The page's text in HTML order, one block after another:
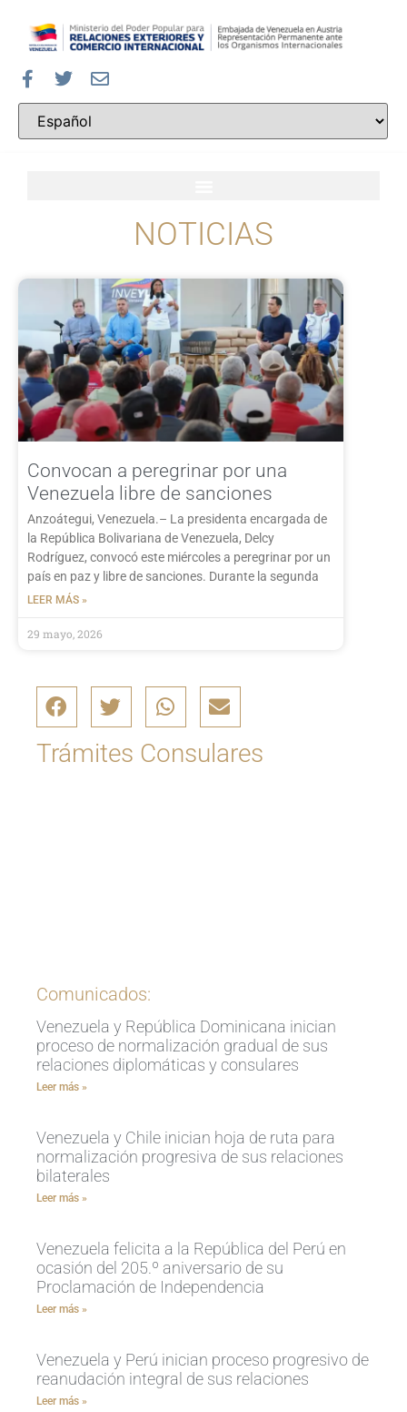
NOTICIAS
Convocan a peregrinar por una
Venezuela libre de sanciones
Anzoátegui, Venezuela.– La presidenta encargada de
la República Bolivariana de Venezuela, Delcy
Rodríguez, convocó este miércoles a peregrinar por un
país en paz y libre de sanciones. Durante la segunda
LEER MÁS »
29 mayo, 2026
Trámites Consulares
Comunicados:
Venezuela y República Dominicana inician
proceso de normalización gradual de sus
relaciones diplomáticas y consulares
Leer más »
Venezuela y Chile inician hoja de ruta para
normalización progresiva de sus relaciones
bilaterales
Leer más »
Venezuela felicita a la República del Perú en
ocasión del 205.º aniversario de su
Proclamación de Independencia
Leer más »
Venezuela y Perú inician proceso progresivo de
reanudación integral de sus relaciones
Leer más »